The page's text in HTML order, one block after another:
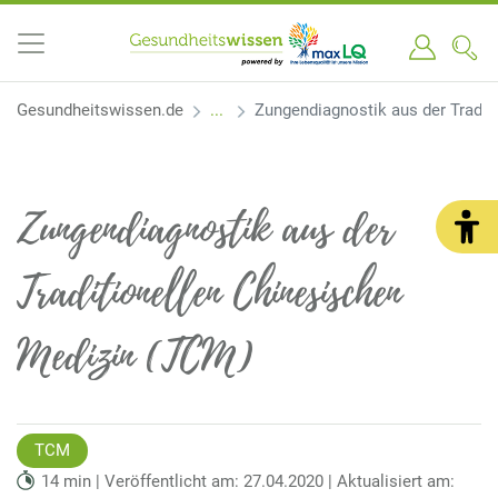
Gesundheitswissen.de Zungendiagnostik aus der
Zungendiagnostik aus der
Traditionellen Chinesischen
Medizin (TCM)
TCM
14 min | Veröffentlicht am: 27.04.2020 | Aktualisiert am: